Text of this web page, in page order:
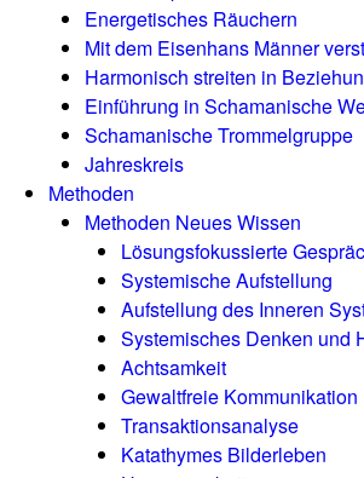
Energetisches Räuchern
Mit dem Eisenhans Männer
Harmonisch streiten in
Einführung in Schamanische
Schamanische Trommelgruppe
Jahreskreis
Methoden
Methoden Neues Wissen
Lösungsfokussierte
Systemische Aufstellung
Aufstellung des Inneren
Systemisches Denken und
Achtsamkeit
Gewaltfreie Kommunikation
Transaktionsanalyse
Katathymes Bilderleben